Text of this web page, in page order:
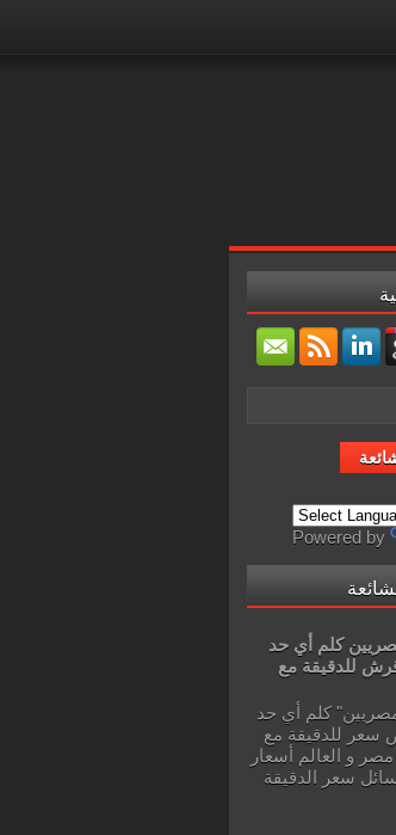
Powered by
كلم أي حد
مصر ب19 قرش للدقيقة مع
كلم أي حد
سعر للدقيقة مع
و العالم أسعار
سعر الدقيقة